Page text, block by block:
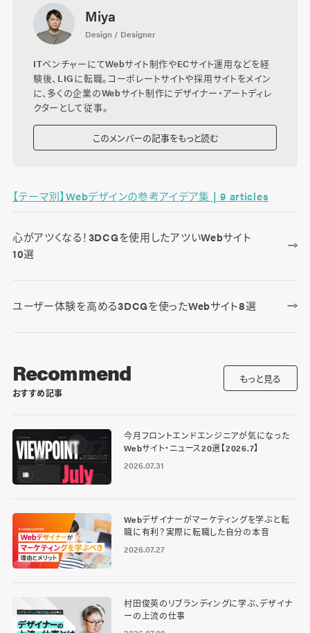
Miya
Design / Designer
ITベンチャーにてWebサイト制作やECサイト運用などを経
験後、LIGに転職。コーポレートサイトや採用サイトをメイン
に、多くの企業のWebサイト制作にデザイナー・アートディレ
クターとして従事。
このメンバーの記事をもっと読む
【テーマ別】Webデザインの参考アイデア集 | 9 articles
心がアツくなる！3DCGを使用したアツいWebサイト
10選
ユーザー体験を高める3DCGを使ったWebサイト8選
Recommend
おすすめ記事
もっと見る
今月フロントエンドエンジニアが気になった
Webサイト・ニュース20選【2026.7】
2026.07.31
Webデザイナーがマーケティングを学ぶと転
職に有利？実際に転職した自分の本音
2026.07.27
村田俊英のリブランディングに学ぶ、デザイナ
ーの上流の仕事